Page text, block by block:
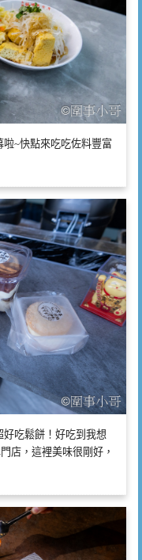
~快點來吃吃佐料豐富
吃鬆餅！好吃到我想
店，這裡美味很剛好，